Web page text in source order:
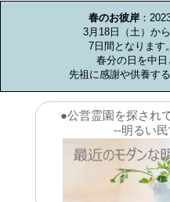
春のお彼岸：
3月18日（土）か
7日間となります
春分の日を中
先祖に感謝や供養す
●公営霊園を探され
--明るい